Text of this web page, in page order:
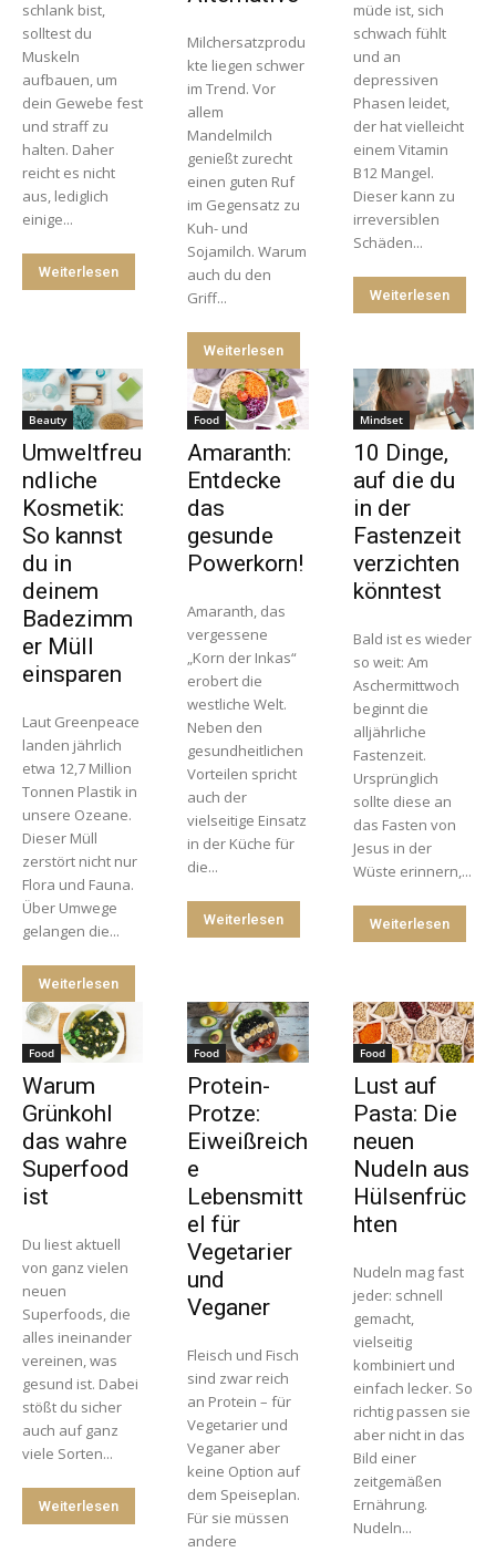
schlank bist,
solltest du
Muskeln
aufbauen, um
dein Gewebe fest
und straff zu
halten. Daher
reicht es nicht
aus, lediglich
einige...
Weiterlesen
Milchersatzprodu
kte liegen schwer
im Trend. Vor
allem
Mandelmilch
genießt zurecht
einen guten Ruf
im Gegensatz zu
Kuh- und
Sojamilch. Warum
auch du den
Griff...
Weiterlesen
müde ist, sich
schwach fühlt
und an
depressiven
Phasen leidet,
der hat vielleicht
einem Vitamin
B12 Mangel.
Dieser kann zu
irreversiblen
Schäden...
Weiterlesen
Beauty
Umweltfreu
ndliche
Kosmetik:
So kannst
du in
deinem
Badezimm
er Müll
einsparen
Laut Greenpeace
landen jährlich
etwa 12,7 Million
Tonnen Plastik in
unsere Ozeane.
Dieser Müll
zerstört nicht nur
Flora und Fauna.
Über Umwege
gelangen die...
Weiterlesen
Food
Amaranth:
Entdecke
das
gesunde
Powerkorn!
Amaranth, das
vergessene
„Korn der Inkas“
erobert die
westliche Welt.
Neben den
gesundheitlichen
Vorteilen spricht
auch der
vielseitige Einsatz
in der Küche für
die...
Weiterlesen
Mindset
10 Dinge,
auf die du
in der
Fastenzeit
verzichten
könntest
Bald ist es wieder
so weit: Am
Aschermittwoch
beginnt die
alljährliche
Fastenzeit.
Ursprünglich
sollte diese an
das Fasten von
Jesus in der
Wüste erinnern,...
Weiterlesen
Food
Warum
Grünkohl
das wahre
Superfood
ist
Du liest aktuell
von ganz vielen
neuen
Superfoods, die
alles ineinander
vereinen, was
gesund ist. Dabei
stößt du sicher
auch auf ganz
viele Sorten...
Weiterlesen
Food
Protein-
Protze:
Eiweißreich
e
Lebensmitt
el für
Vegetarier
und
Veganer
Fleisch und Fisch
sind zwar reich
an Protein – für
Vegetarier und
Veganer aber
keine Option auf
dem Speiseplan.
Für sie müssen
andere
Food
Lust auf
Pasta: Die
neuen
Nudeln aus
Hülsenfrüc
hten
Nudeln mag fast
jeder: schnell
gemacht,
vielseitig
kombiniert und
einfach lecker. So
richtig passen sie
aber nicht in das
Bild einer
zeitgemäßen
Ernährung.
Nudeln...